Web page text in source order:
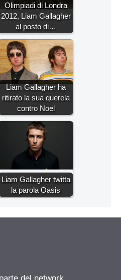
Olimpiadi di Londra
2012, Liam Gallagher
al posto di…
Liam Gallagher ha
ritirato la sua querela
contro Noel
Liam Gallagher twitta
la parola Oasis